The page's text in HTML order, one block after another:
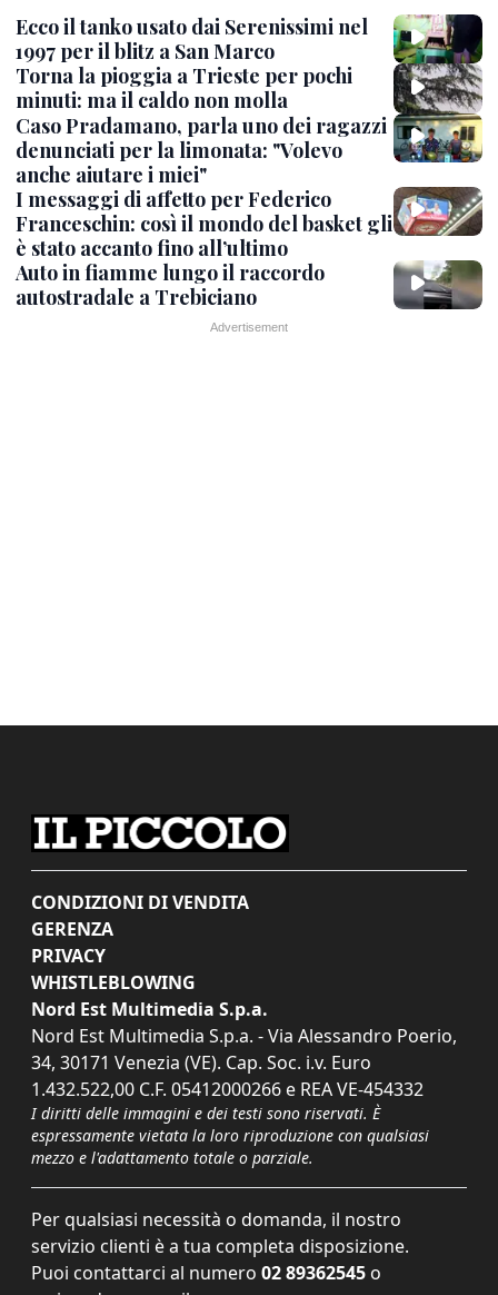
Ecco il tanko usato dai Serenissimi nel
1997 per il blitz a San Marco
Torna la pioggia a Trieste per pochi
minuti: ma il caldo non molla
Caso Pradamano, parla uno dei ragazzi
denunciati per la limonata: "Volevo
anche aiutare i miei"
I messaggi di affetto per Federico
Franceschin: così il mondo del basket gli
è stato accanto fino all’ultimo
Auto in fiamme lungo il raccordo
autostradale a Trebiciano
CONDIZIONI DI VENDITA
GERENZA
PRIVACY
WHISTLEBLOWING
Nord Est Multimedia S.p.a.
Nord Est Multimedia S.p.a. - Via Alessandro Poerio,
34, 30171 Venezia (VE). Cap. Soc. i.v. Euro
1.432.522,00 C.F. 05412000266 e REA VE-454332
I diritti delle immagini e dei testi sono riservati. È
espressamente vietata la loro riproduzione con qualsiasi
mezzo e l'adattamento totale o parziale.
Per qualsiasi necessità o domanda, il nostro
servizio clienti è a tua completa disposizione.
Puoi contattarci al numero 02 89362545 o